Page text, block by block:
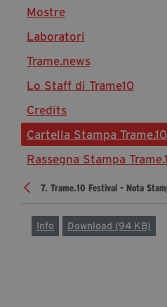
Cartella Stampa
Rassegna Stampa
Partecipa
Diventa Partner
Sostienici
Fondazione Trame
La fondazione 2025
7. Trame.10 Festival - Nota
Info Download (94 KB)
Mostre
Laboratori
Trame.news
Lo Staff di Trame10
Credits
Cartella Stampa Trame.10
Rassegna Stampa